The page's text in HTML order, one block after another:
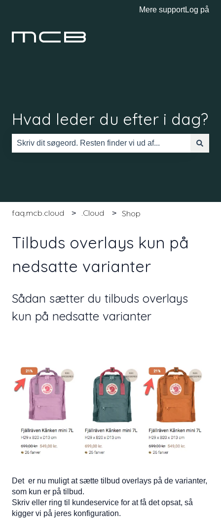
Mere supportLog på
Hvad leder du efter i dag?
faq.mcb.cloud .Cloud Shop
Tilbuds overlays kun på
nedsatte varianter
Sådan sætter du tilbuds overlays
kun på nedsatte varianter
Det er nu muligt at sætte tilbud overlays på de varianter,
som kun er på tilbud.
Skriv eller ring til kundeservice for at få det opsat, så
kigger vi på jeres konfiguration.